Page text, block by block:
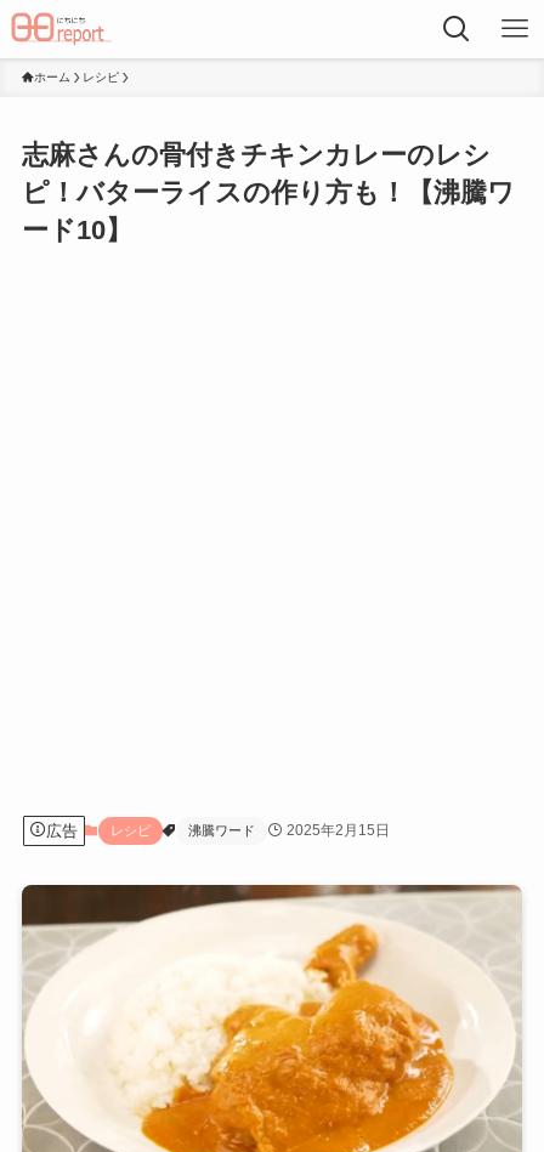
ホーム レシピ
志麻さんの骨付きチキンカレーのレシ
ピ！バターライスの作り方も！【沸騰ワ
ード10】
広告 レシピ 沸騰ワード 2025年2月15日